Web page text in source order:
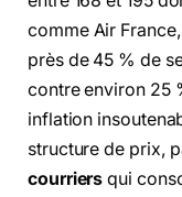
comme Air
près de 45 % de
contre environ 25
inflation
structure de prix,
courriers qui